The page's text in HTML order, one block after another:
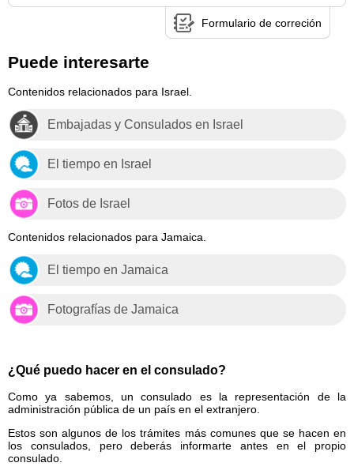
Formulario de correción
Puede interesarte
Contenidos relacionados para Israel.
Embajadas y Consulados en Israel
El tiempo en Israel
Fotos de Israel
Contenidos relacionados para Jamaica.
El tiempo en Jamaica
Fotografías de Jamaica
¿Qué puedo hacer en el consulado?
Como ya sabemos, un consulado es la representación de la
administración pública de un país en el extranjero.
Estos son algunos de los trámites más comunes que se hacen en
los consulados, pero deberás informarte antes en el propio
consulado.